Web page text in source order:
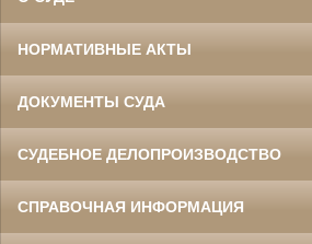
НОРМАТИВНЫЕ АКТЫ
ДОКУМЕНТЫ СУДА
СУДЕБНОЕ ДЕЛОПРОИЗВОДСТВО
СПРАВОЧНАЯ ИНФОРМАЦИЯ